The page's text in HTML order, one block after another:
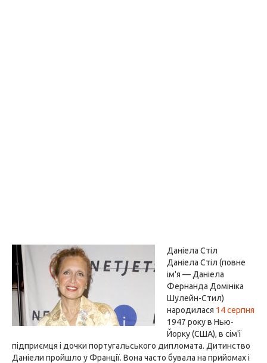
Даніела Стіл
Даніела Стіл (повне
ім'я — Даніела
Фернанда Домініка
Шулейн-Стил)
народилася 14 серпня
1947 року в Нью-
Йорку (США), в сім'ї
підприємця і дочки португальського дипломата. Дитинство
Даніели пройшло у Франції. Вона часто бувала на прийомах і